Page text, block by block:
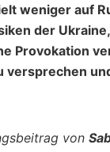
weniger auf
der
Provokation
versprechen
von